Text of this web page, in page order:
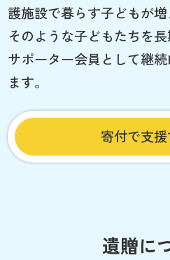
護施設で暮らす子どもが増
そのような子どもたちを長
サポーター会員として継
ます。
寄付で支援
遺贈に